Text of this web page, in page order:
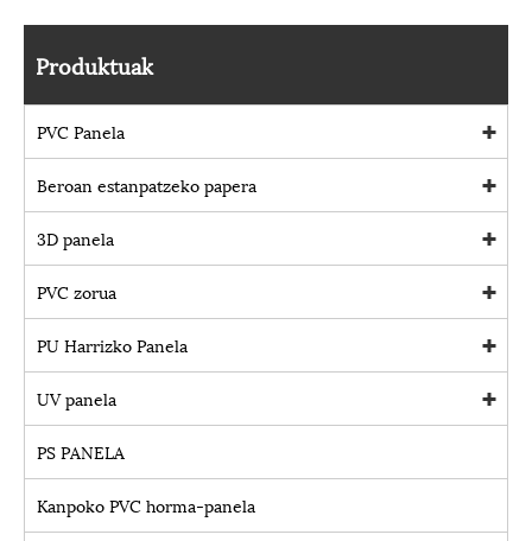
Produktuak
PVC Panela
Beroan estanpatzeko papera
3D panela
PVC zorua
PU Harrizko Panela
UV panela
PS PANELA
Kanpoko PVC horma-panela